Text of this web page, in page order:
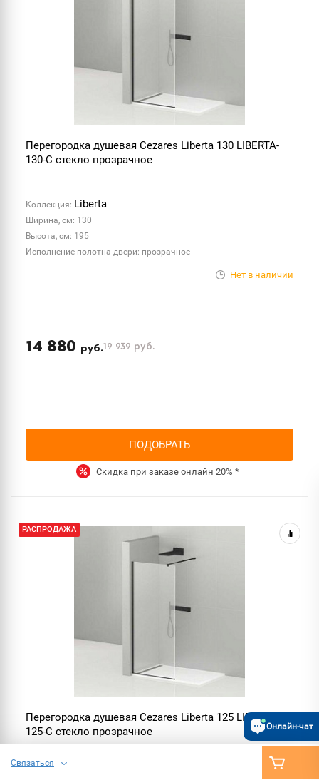
Перегородка душевая Cezares Liberta 130 LIBERTA-
130-C стекло прозрачное
Коллекция: Liberta
Ширина, см: 130
Высота, см: 195
Исполнение полотна двери: прозрачное
Нет в наличии
14 880 руб.19 939руб.
ПОДОБРАТЬ
Скидка при заказе онлайн 20% *
РАСПРОДАЖА
Перегородка душевая Cezares Liberta 125 LIBERTA-
125-C стекло прозрачное
Связаться
Онлайн-чат